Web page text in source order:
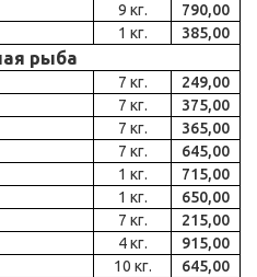
9 кг.
790,00
1 кг. 385,00
рыба
7 кг.
249,00
7 кг.
375,00
7 кг.
365,00
7 кг.
645,00
1 кг.
715,00
1 кг.
650,00
7 кг.
215,00
4 кг.
915,00
10 кг.
645,00